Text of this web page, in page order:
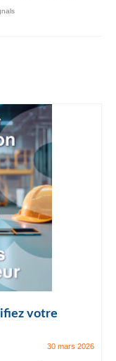
votre
30 mars 2026